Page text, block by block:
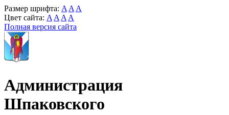
Размер шрифта: A A A
Цвет сайта: A A A A
Полная версия сайта
Администрация
Шпаковского